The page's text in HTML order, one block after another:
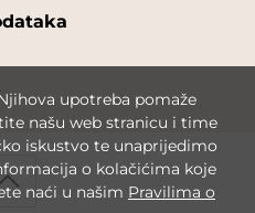
upotreba pomaže
našu web stranicu i time
iskustvo te unaprijedimo
o kolačićima koje
naći u našim Pravilima o